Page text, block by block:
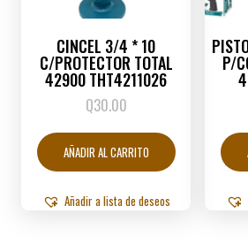
CINCEL 3/4 * 10
C/PROTECTOR TOTAL
42900 THT4211026
Q30.00
AÑADIR AL CARRITO
Añadir a lista de deseos
P/